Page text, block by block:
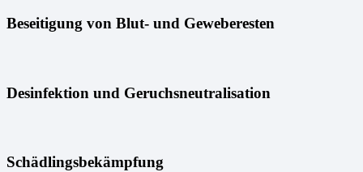
Beseitigung von Blut- und Geweberesten
Desinfektion und Geruchsneutralisation
Schädlingsbekämpfung